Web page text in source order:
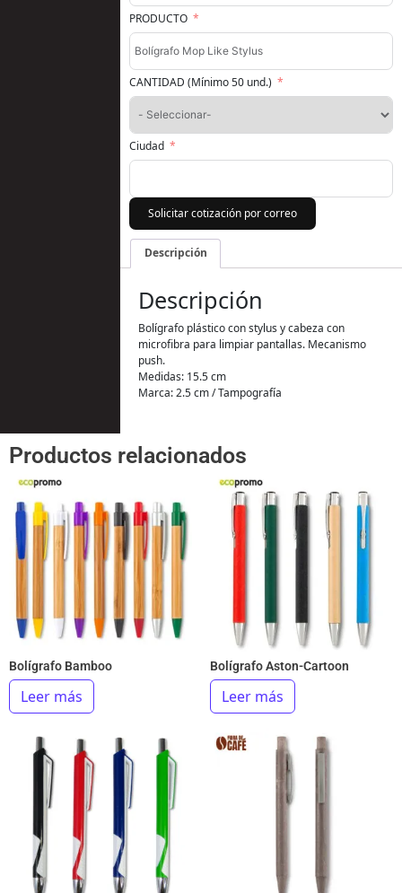
PRODUCTO
CANTIDAD (Mínimo 50 und.)
Ciudad
Solicitar cotización por correo
Descripción
Descripción
Bolígrafo plástico con stylus y cabeza con
microfibra para limpiar pantallas. Mecanismo
push.
Medidas: 15.5 cm
Marca: 2.5 cm / Tampografía
Productos relacionados
Bolígrafo Bamboo
Leer más
Bolígrafo Aston-Cartoon
Leer más